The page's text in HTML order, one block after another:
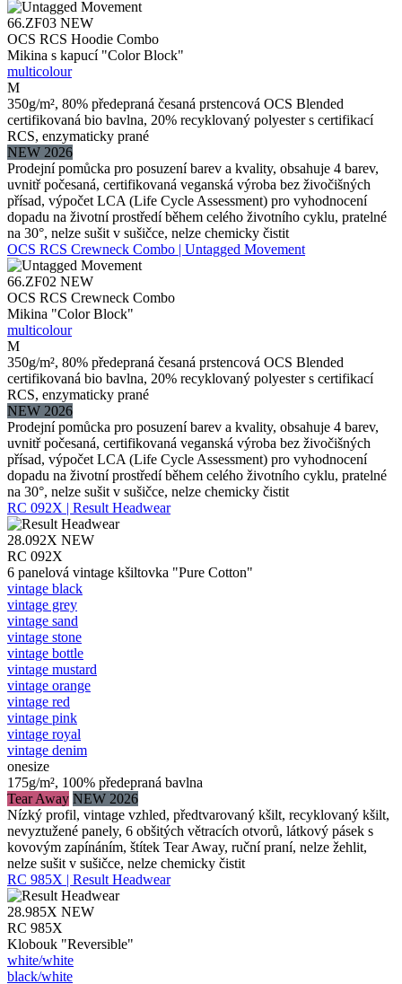
66.ZF03 NEW
OCS RCS Hoodie Combo
Mikina s kapucí "Color Block"
multicolour
M
350g/m², 80% předepraná česaná prstencová OCS Blended
certifikovaná bio bavlna, 20% recyklovaný polyester s certifikací
RCS, enzymaticky prané
NEW 2026
Prodejní pomůcka pro posuzení barev a kvality, obsahuje 4 barev,
uvnitř počesaná, certifikovaná veganská výroba bez živočišných
přísad, výpočet LCA (Life Cycle Assessment) pro vyhodnocení
dopadu na životní prostředí během celého životního cyklu, pratelné
na 30°, nelze sušit v sušičce, nelze chemicky čistit
OCS RCS Crewneck Combo | Untagged Movement
66.ZF02 NEW
OCS RCS Crewneck Combo
Mikina "Color Block"
multicolour
M
350g/m², 80% předepraná česaná prstencová OCS Blended
certifikovaná bio bavlna, 20% recyklovaný polyester s certifikací
RCS, enzymaticky prané
NEW 2026
Prodejní pomůcka pro posuzení barev a kvality, obsahuje 4 barev,
uvnitř počesaná, certifikovaná veganská výroba bez živočišných
přísad, výpočet LCA (Life Cycle Assessment) pro vyhodnocení
dopadu na životní prostředí během celého životního cyklu, pratelné
na 30°, nelze sušit v sušičce, nelze chemicky čistit
RC 092X | Result Headwear
28.092X NEW
RC 092X
6 panelová vintage kšiltovka "Pure Cotton"
vintage black
vintage grey
vintage sand
vintage stone
vintage bottle
vintage mustard
vintage orange
vintage red
vintage pink
vintage royal
vintage denim
onesize
175g/m², 100% předepraná bavlna
Tear Away NEW 2026
Nízký profil, vintage vzhled, předtvarovaný kšilt, recyklovaný kšilt,
nevyztužené panely, 6 obšitých větracích otvorů, látkový pásek s
kovovým zapínáním, štítek Tear Away, ruční praní, nelze žehlit,
nelze sušit v sušičce, nelze chemicky čistit
RC 985X | Result Headwear
28.985X NEW
RC 985X
Klobouk "Reversible"
white/​white
black/​white